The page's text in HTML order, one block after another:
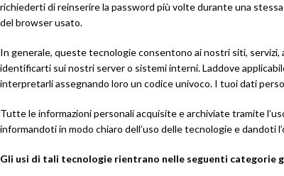
richiederti di reinserire la password più volte durante una
del browser usato.
In generale, queste tecnologie consentono ai nostri siti,
identificarti sui nostri server o sistemi interni. Laddove
interpretarli assegnando loro un codice univoco. I tuoi dati
Tutte le informazioni personali acquisite e archiviate tramite
informandoti in modo chiaro dell’uso delle tecnologie e dandoti
Gli usi di tali tecnologie rientrano nelle seguenti categorie